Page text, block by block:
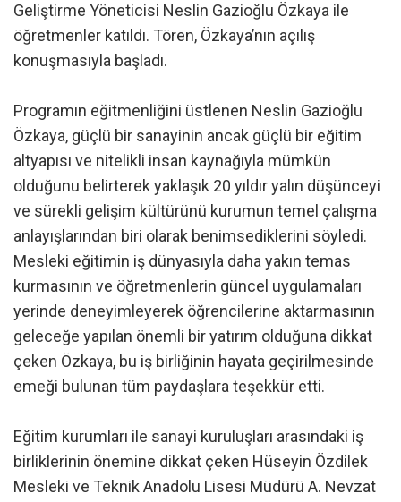
Geliştirme Yöneticisi Neslin Gazioğlu Özkaya ile
öğretmenler katıldı. Tören, Özkaya’nın açılış
konuşmasıyla başladı.
Programın eğitmenliğini üstlenen Neslin Gazioğlu
Özkaya, güçlü bir sanayinin ancak güçlü bir eğitim
altyapısı ve nitelikli insan kaynağıyla mümkün
olduğunu belirterek yaklaşık 20 yıldır yalın düşünceyi
ve sürekli gelişim kültürünü kurumun temel çalışma
anlayışlarından biri olarak benimsediklerini söyledi.
Mesleki eğitimin iş dünyasıyla daha yakın temas
kurmasının ve öğretmenlerin güncel uygulamaları
yerinde deneyimleyerek öğrencilerine aktarmasının
geleceğe yapılan önemli bir yatırım olduğuna dikkat
çeken Özkaya, bu iş birliğinin hayata geçirilmesinde
emeği bulunan tüm paydaşlara teşekkür etti.
Eğitim kurumları ile sanayi kuruluşları arasındaki iş
birliklerinin önemine dikkat çeken Hüseyin Özdilek
Mesleki ve Teknik Anadolu Lisesi Müdürü A. Nevzat